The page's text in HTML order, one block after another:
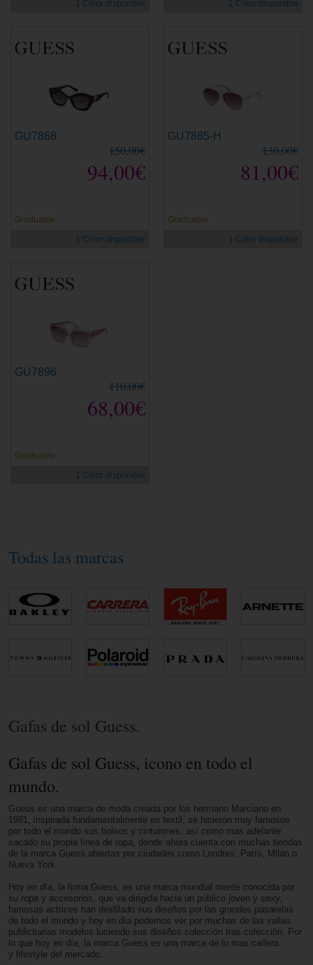
1 Color disponible 1 Color disponible
GU7868
150,00€
94,00€
Graduable
1 Color disponible
GU7885-H
130,00€
81,00€
Graduable
1 Color disponible
GU7896
110,00€
68,00€
Graduable
1 Color disponible
Todas las marcas
Gafas de sol Guess.
Gafas de sol Guess, icono en todo el
mundo.
Guess es una marca de moda creada por los hermano Marciano en
1981, inspirada fundamentalmente en textil, se hicieron muy famosos
por todo el mundo sus bolsos y cinturones, así como mas adelante
sacado su propia línea de ropa, donde ahora cuenta con muchas tiendas
de la marca Guess abiertas por ciudades como Londres, París, Milán o
Nueva York.
Hoy en día, la firma Guess, es una marca mundial mente conocida por
su ropa y accesorios, que va dirigida hacia un público joven y sexy,
famosas actrices han desfilado sus diseños por las grandes pasarelas
de todo el mundo y hoy en día podemos ver por muchas de las vallas
publicitarias modelos luciendo sus diseños colección tras colección. Por
lo que hoy en día, la marca Guess es una marca de lo mas cañera
y lifestyle del mercado.